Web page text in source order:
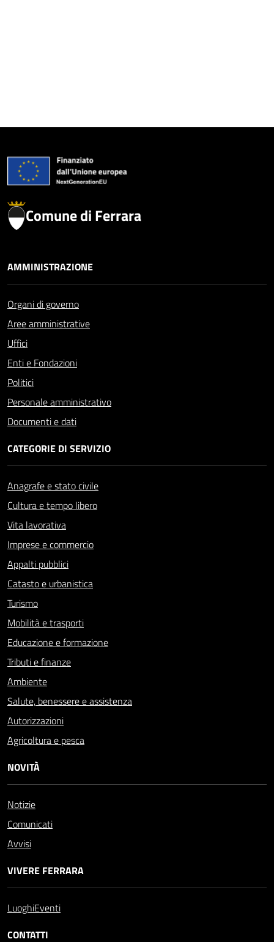
Comune di Ferrara
AMMINISTRAZIONE
Organi di governo
Aree amministrative
Uffici
Enti e Fondazioni
Politici
Personale amministrativo
Documenti e dati
CATEGORIE DI SERVIZIO
Anagrafe e stato civile
Cultura e tempo libero
Vita lavorativa
Imprese e commercio
Appalti pubblici
Catasto e urbanistica
Turismo
Mobilità e trasporti
Educazione e formazione
Tributi e finanze
Ambiente
Salute, benessere e assistenza
Autorizzazioni
Agricoltura e pesca
NOVITÀ
Notizie
Comunicati
Avvisi
VIVERE FERRARA
LuoghiEventi
CONTATTI